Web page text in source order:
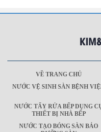
VỀ TRANG CHỦ
NƯỚC VỆ SINH SÀN BỆNH
NƯỚC TẨY RỬA BẾP DỤNG
THIẾT BỊ NHÀ BẾP
NƯỚC TẠO BÓNG SÀN BẢO